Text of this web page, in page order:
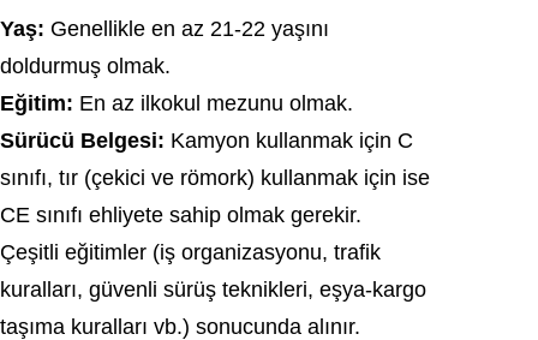
Yaş: Genellikle en az 21-22 yaşını
doldurmuş olmak.
Eğitim: En az ilkokul mezunu olmak.
Sürücü Belgesi: Kamyon kullanmak için C
sınıfı, tır (çekici ve römork) kullanmak için ise
CE sınıfı ehliyete sahip olmak gerekir.
Çeşitli eğitimler (iş organizasyonu, trafik
kuralları, güvenli sürüş teknikleri, eşya-kargo
taşıma kuralları vb.) sonucunda alınır.